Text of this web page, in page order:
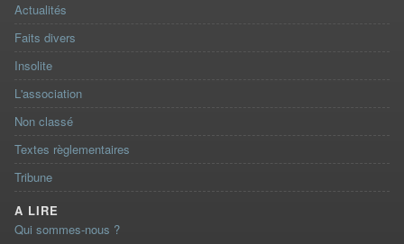
Actualités
Faits divers
Insolite
L'association
Non classé
Textes règlementaires
Tribune
A LIRE
Qui sommes-nous ?